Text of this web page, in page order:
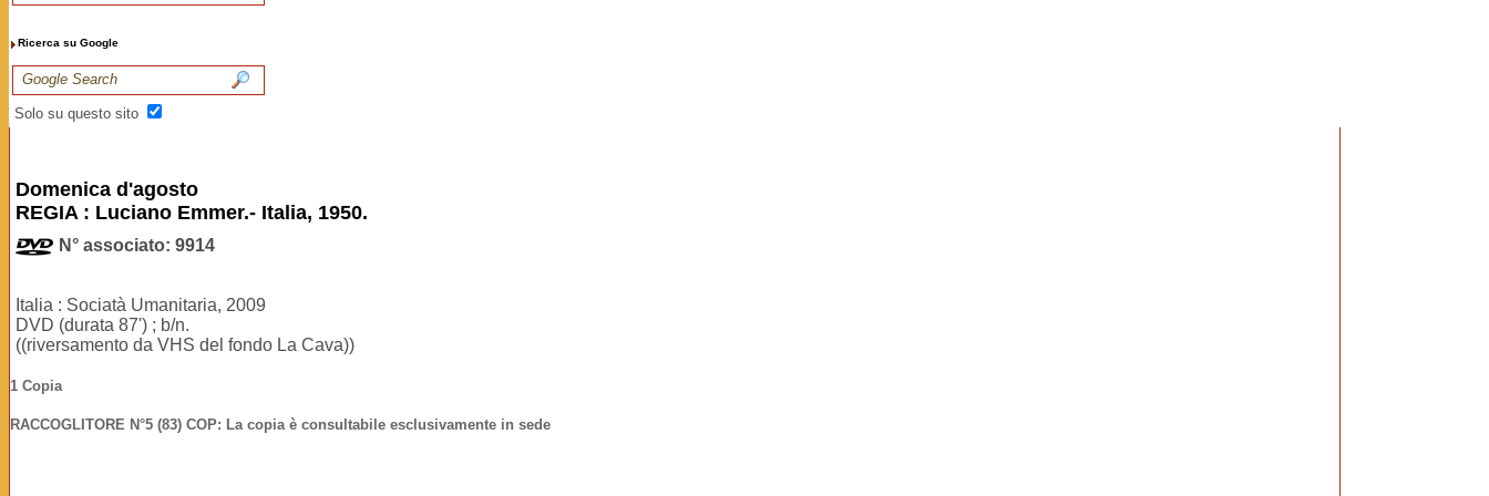
Ricerca su Google
Solo su questo sito
Domenica d'agosto
REGIA : Luciano Emmer.- Italia, 1950.
N° associato: 9914
Italia : Sociatà Umanitaria, 2009
DVD (durata 87') ; b/n.
((riversamento da VHS del fondo La Cava))
1 Copia
RACCOGLITORE N°5 (83) COP: La copia è consultabile esclusivamente in sede